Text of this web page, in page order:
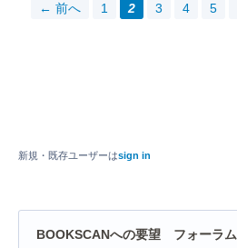
← 前へ 1 2 3 4 5
新規・既存ユーザーはsign in
BOOKSCANへの要望 フォーラム